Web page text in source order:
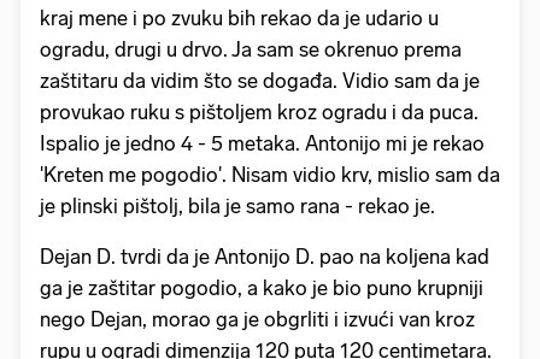
kraj mene i po zvuku bih rekao da je udario u
ogradu, drugi u drvo. Ja sam se okrenuo prema
zaštitaru da vidim što se događa. Vidio sam da je
provukao ruku s pištoljem kroz ogradu i da puca.
Ispalio je jedno 4 - 5 metaka. Antonijo mi je rekao
'Kreten me pogodio'. Nisam vidio krv, mislio sam da
je plinski pištolj, bila je samo rana - rekao je.
Dejan D. tvrdi da je Antonijo D. pao na koljena kad
ga je zaštitar pogodio, a kako je bio puno krupniji
nego Dejan, morao ga je obgrliti i izvući van kroz
rupu u ogradi dimenzija 120 puta 120 centimetara.